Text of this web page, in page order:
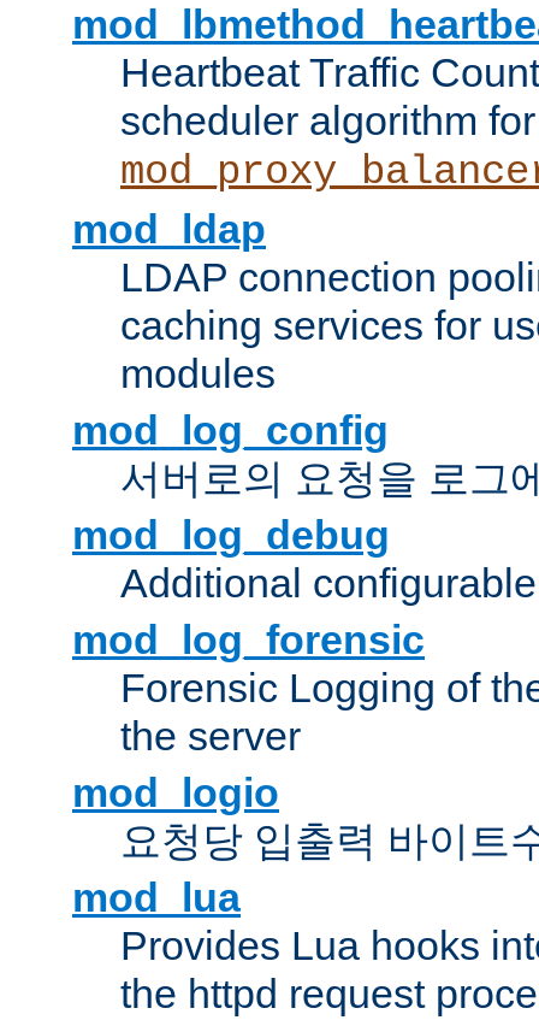
Heartbeat Traffic
scheduler algorithm for
mod_ldap
LDAP connection
caching services for
modules
mod_log_config
서버로의 요청을 로그
mod_log_debug
Additional
mod_log_forensic
Forensic Logging of
the server
mod_logio
요청당 입출력 바이트
mod_lua
Provides Lua hooks
the httpd request